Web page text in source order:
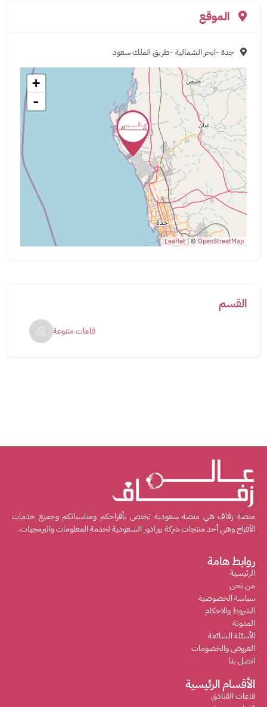
الموقع
جدة -ابحر الشمالية -طريق الملك سعود
+
-
Leaflet| ©OpenStreetMap
القسم
قاعات متنوعة
منصة زفاف هي منصة سعودية تختص بأفراحكم ومناسباتكم وجميع خدمات
الأفراح وهي أحد منتجات شركة بيرادور السعودية لخدمة المعلومات والبرمجيات.
روابط هامة
الرئيسية
من نحن
سياسة الخصوصية
الشروط والاحكام
المدونة
الأسئلة الشائعة
العروض والخصومات
اتصل بنا
الأقسام الرئيسية
قاعات الفنادق